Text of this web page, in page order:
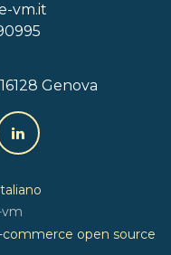
vm.it
Genova
commerce open source